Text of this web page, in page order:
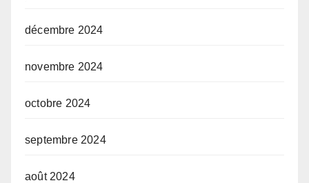
décembre 2024
novembre 2024
octobre 2024
septembre 2024
août 2024